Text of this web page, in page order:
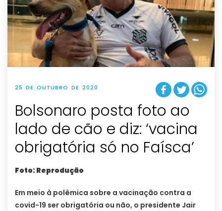
25 DE OUTUBRO DE 2020
Bolsonaro posta foto ao
lado de cão e diz: ‘vacina
obrigatória só no Faísca’
Foto: Reprodução
Em meio à polêmica sobre a vacinação contra a
covid-19 ser obrigatória ou não, o presidente Jair